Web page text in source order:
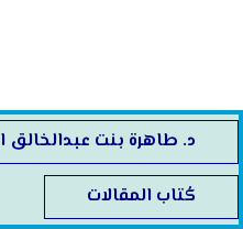
د. طاهرة بنت عبدالخالق
كُتاب المقالات